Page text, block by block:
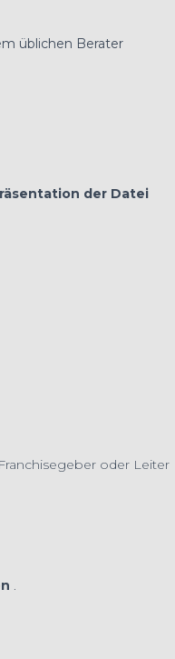
üblichen Berater
der Datei
oder Leiter
.